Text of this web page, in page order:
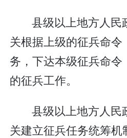
县级以上地方人民
关根据上级的征兵命
务，下达本级征兵命
的征兵工作。
县级以上地方人民
关建立征兵任务统筹机